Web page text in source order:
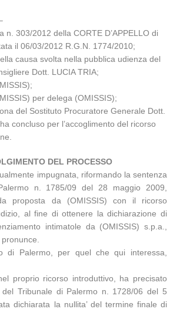
n. 303/2012 della CORTE D’APPELLO di
il 06/03/2012 R.G.N. 1774/2010;
causa svolta nella pubblica udienza del
Dott. LUCIA TRIA;
per delega (OMISSIS);
del Sostituto Procuratore Generale Dott.
concluso per l’accoglimento del ricorso
DEL PROCESSO
impugnata, riformando la sentenza
n. 1785/09 del 28 maggio 2009,
proposta da (OMISSIS) con il ricorso
al fine di ottenere la dichiarazione di
intimatole da (OMISSIS) s.p.a.,
di Palermo, per quel che qui interessa,
proprio ricorso introduttivo, ha precisato
Tribunale di Palermo n. 1728/06 del 5
dichiarata la nullita’ del termine finale di